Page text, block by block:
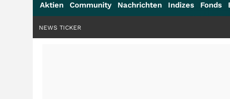
Aktien Community Nachrichten Indizes Fonds
NEWS TICKER